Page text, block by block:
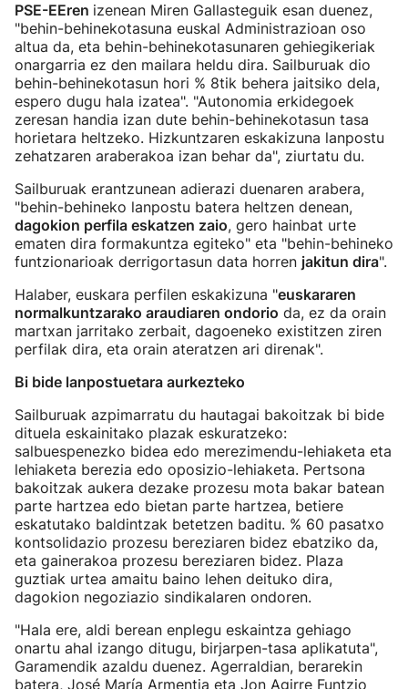
PSE-EEren izenean Miren Gallasteguik esan duenez,
"behin-behinekotasuna euskal Administrazioan oso
altua da, eta behin-behinekotasunaren gehiegikeriak
onargarria ez den mailara heldu dira. Sailburuak dio
behin-behinekotasun hori % 8tik behera jaitsiko dela,
espero dugu hala izatea". "Autonomia erkidegoek
zeresan handia izan dute behin-behinekotasun tasa
horietara heltzeko. Hizkuntzaren eskakizuna lanpostu
zehatzaren araberakoa izan behar da", ziurtatu du.
Sailburuak erantzunean adierazi duenaren arabera,
"behin-behineko lanpostu batera heltzen denean,
dagokion perfila eskatzen zaio, gero hainbat urte
ematen dira formakuntza egiteko" eta "behin-behineko
funtzionarioak derrigortasun data horren jakitun dira".
Halaber, euskara perfilen eskakizuna "euskararen
normalkuntzarako araudiaren ondorio da, ez da orain
martxan jarritako zerbait, dagoeneko existitzen ziren
perfilak dira, eta orain ateratzen ari direnak".
Bi bide lanpostuetara aurkezteko
Sailburuak azpimarratu du hautagai bakoitzak bi bide
dituela eskainitako plazak eskuratzeko:
salbuespenezko bidea edo merezimendu-lehiaketa eta
lehiaketa berezia edo oposizio-lehiaketa. Pertsona
bakoitzak aukera dezake prozesu mota bakar batean
parte hartzea edo bietan parte hartzea, betiere
eskatutako baldintzak betetzen baditu. % 60 pasatxo
kontsolidazio prozesu bereziaren bidez ebatziko da,
eta gainerakoa prozesu bereziaren bidez. Plaza
guztiak urtea amaitu baino lehen deituko dira,
dagokion negoziazio sindikalaren ondoren.
"Hala ere, aldi berean enplegu eskaintza gehiago
onartu ahal izango ditugu, birjarpen-tasa aplikatuta",
Garamendik azaldu duenez. Agerraldian, berarekin
batera, José María Armentia eta Jon Agirre Funtzio